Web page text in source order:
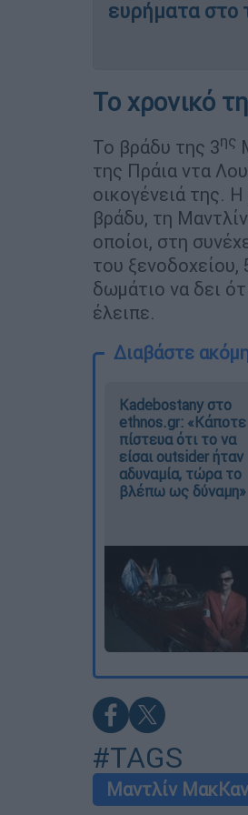
ευρήματα στο
Το χρονικό
Το βράδυ της 3ης
της Πράια ντα
οικογένειά της.
βράδυ, τη
οποίοι, στη
του ξενοδοχείου,
δωμάτιο να δει
έλειπε.
Διαβάστε
Kadebostany στο
ethnos.gr: «Κάποτε
πίστευα ότι το να
είσαι outsider ήταν
αδυναμία, τώρα το
βλέπω ως δύναμη»
#TAGS
Μαντλίν ΜακΚαν